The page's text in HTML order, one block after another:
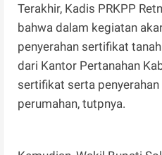
Terakhir, Kadis PRKPP
bahwa dalam kegiatan
penyerahan sertifikat
dari Kantor Pertanahan
sertifikat serta penyerahan
perumahan, tutpnya.